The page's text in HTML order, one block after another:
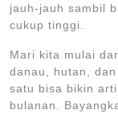
jauh-jauh sambil
cukup tinggi.
Mari kita mulai
danau, hutan,
satu bisa bikin
bulanan.